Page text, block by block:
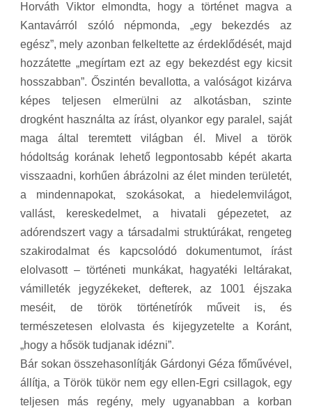
Horváth Viktor elmondta, hogy a történet magva a
Kantavárról szóló népmonda, „egy bekezdés az
egész”, mely azonban felkeltette az érdeklődését, majd
hozzátette „megírtam ezt az egy bekezdést egy kicsit
hosszabban”. Őszintén bevallotta, a valóságot kizárva
képes teljesen elmerülni az alkotásban, szinte
drogként használta az írást, olyankor egy paralel, saját
maga által teremtett világban él. Mivel a török
hódoltság korának lehető legpontosabb képét akarta
visszaadni, korhűen ábrázolni az élet minden területét,
a mindennapokat, szokásokat, a hiedelemvilágot,
vallást, kereskedelmet, a hivatali gépezetet, az
adórendszert vagy a társadalmi struktúrákat, rengeteg
szakirodalmat és kapcsolódó dokumentumot, írást
elolvasott – történeti munkákat, hagyatéki leltárakat,
vámilleték jegyzékeket, defterek, az 1001 éjszaka
meséit, de török történetírók műveit is, és
természetesen elolvasta és kijegyzetelte a Koránt,
„hogy a hősök tudjanak idézni”.
Bár sokan összehasonlítják Gárdonyi Géza főművével,
állítja, a Török tükör nem egy ellen-Egri csillagok, egy
teljesen más regény, mely ugyanabban a korban